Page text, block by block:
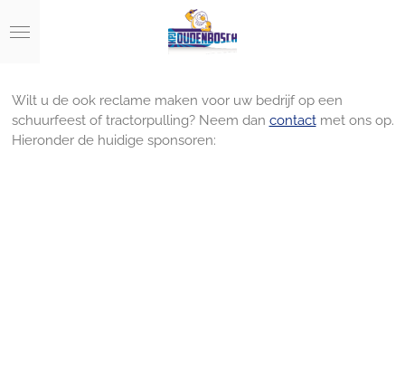
direct
hoofdinhoud
Wilt u de ook reclame maken voor uw bedrijf op een
schuurfeest of tractorpulling? Neem dan contactmet ons op.
Hieronder de huidige sponsoren: